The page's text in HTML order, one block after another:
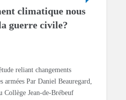
climatique nous
guerre civile?
reliant changements
armées Par Daniel Beauregard,
Collège Jean-de-Brébeuf